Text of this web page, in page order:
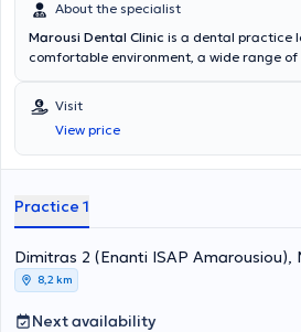
About the specialist
Marousi Dental Clinic is a dental practice
comfortable environment, a wide range
advanced technologies are adopted, and
implementation of solutions fully tailored
patients.
Visit
View price
Practice 1
Dimitras 2 (Enanti ISAP
8,2 km
Next availability